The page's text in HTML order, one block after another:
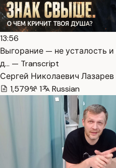
13:56
Выгорание — не усталость
д… — Transcript
Сергей Николаевич Лазарев
1,579
1 Russian